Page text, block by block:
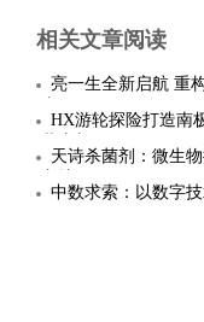
相关文章阅读
亮一生全新启航 重
HX游轮探险打造南
天诗杀菌剂：微生
中数求索：以数字